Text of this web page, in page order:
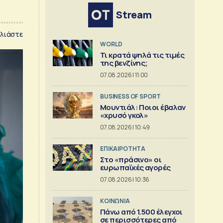
Stream
WORLD
Τι κρατά ψηλά τις τιμές
της βενζίνης;
07.08.2026 | 11:00
BUSINESS OF SPORT
Μουντιάλ: Ποιοι έβαλαν
«χρυσό γκολ»
07.08.2026 | 10:49
ΕΠΙΚΑΙΡΟΤΗΤΑ
Στο «πράσινο» οι
ευρωπαϊκές αγορές
07.08.2026 | 10:36
ΚΟΙΝΩΝΙΑ
Πάνω από 1.500 έλεγχοι
σε περισσότερες από